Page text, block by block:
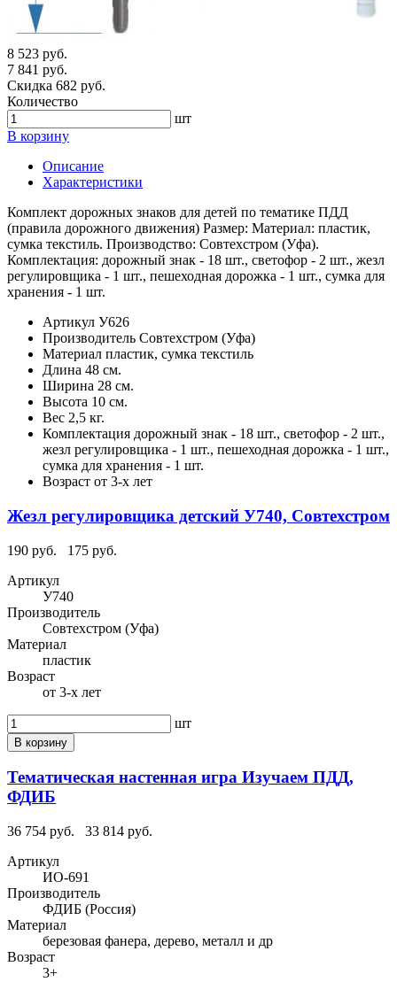
8 523 руб.
7 841 руб.
Скидка 682 руб.
Количество
шт
В корзину
Описание
Характеристики
Комплект дорожных знаков для детей по тематике ПДД
(правила дорожного движения) Размер: Материал: пластик,
сумка текстиль. Производство: Совтехстром (Уфа).
Комплектация: дорожный знак - 18 шт., светофор - 2 шт., жезл
регулировщика - 1 шт., пешеходная дорожка - 1 шт., сумка для
хранения - 1 шт.
Артикул У626
Производитель Совтехстром (Уфа)
Материал пластик, сумка текстиль
Длина 48 см.
Ширина 28 см.
Высота 10 см.
Вес 2,5 кг.
Комплектация дорожный знак - 18 шт., светофор - 2 шт.,
жезл регулировщика - 1 шт., пешеходная дорожка - 1 шт.,
сумка для хранения - 1 шт.
Возраст от 3-х лет
Жезл регулировщика детский У740, Совтехстром
190 руб.
175 руб.
Артикул
У740
Производитель
Совтехстром (Уфа)
Материал
пластик
Возраст
от 3-х лет
шт
В корзину
Тематическая настенная игра Изучаем ПДД,
ФДИБ
36 754 руб.
33 814 руб.
Артикул
ИО-691
Производитель
ФДИБ (Россия)
Материал
березовая фанера, дерево, металл и др
Возраст
3+